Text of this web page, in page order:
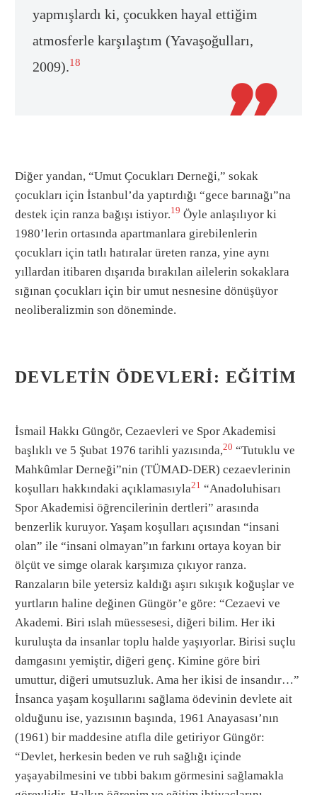
yapmışlardı ki, çocukken hayal ettiğim
atmosferle karşılaştım (Yavaşoğulları,
2009).18

Diğer yandan, “Umut Çocukları Derneği,” sokak
çocukları için İstanbul’da yaptırdığı “gece barınağı”na
destek için ranza bağışı istiyor.19 Öyle anlaşılıyor ki
1980’lerin ortasında apartmanlara girebilenlerin
çocukları için tatlı hatıralar üreten ranza, yine aynı
yıllardan itibaren dışarıda bırakılan ailelerin sokaklara
sığınan çocukları için bir umut nesnesine dönüşüyor
neoliberalizmin son döneminde.
DEVLETIN ÖDEVLERI: EĞITIM
İsmail Hakkı Güngör, Cezaevleri ve Spor Akademisi
başlıklı ve 5 Şubat 1976 tarihli yazısında,20 “Tutuklu ve
Mahkûmlar Derneği”nin (TÜMAD-DER) cezaevlerinin
koşulları hakkındaki açıklamasıyla21 “Anadoluhisarı
Spor Akademisi öğrencilerinin dertleri” arasında
benzerlik kuruyor. Yaşam koşulları açısından “insani
olan” ile “insani olmayan”ın farkını ortaya koyan bir
ölçüt ve simge olarak karşımıza çıkıyor ranza.
Ranzaların bile yetersiz kaldığı aşırı sıkışık koğuşlar ve
yurtların haline değinen Güngör’e göre: “Cezaevi ve
Akademi. Biri ıslah müessesesi, diğeri bilim. Her iki
kuruluşta da insanlar toplu halde yaşıyorlar. Birisi suçlu
damgasını yemiştir, diğeri genç. Kimine göre biri
umuttur, diğeri umutsuzluk. Ama her ikisi de insandır…”
İnsanca yaşam koşullarını sağlama ödevinin devlete ait
olduğunu ise, yazısının başında, 1961 Anayasası’nın
(1961) bir maddesine atıfla dile getiriyor Güngör:
“Devlet, herkesin beden ve ruh sağlığı içinde
yaşayabilmesini ve tıbbi bakım görmesini sağlamakla